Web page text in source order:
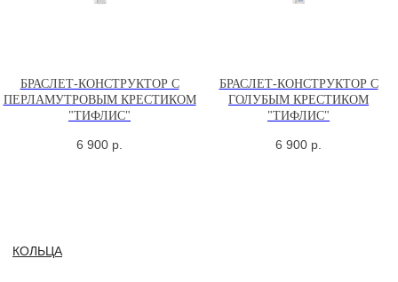
БРАСЛЕТ-КОНСТРУКТОР С
ПЕРЛАМУТРОВЫМ КРЕСТИКОМ
"ТИФЛИС"
6 900 р.
БРАСЛЕТ-КОНСТРУКТОР С
ГОЛУБЫМ КРЕСТИКОМ
"ТИФЛИС"
6 900 р.